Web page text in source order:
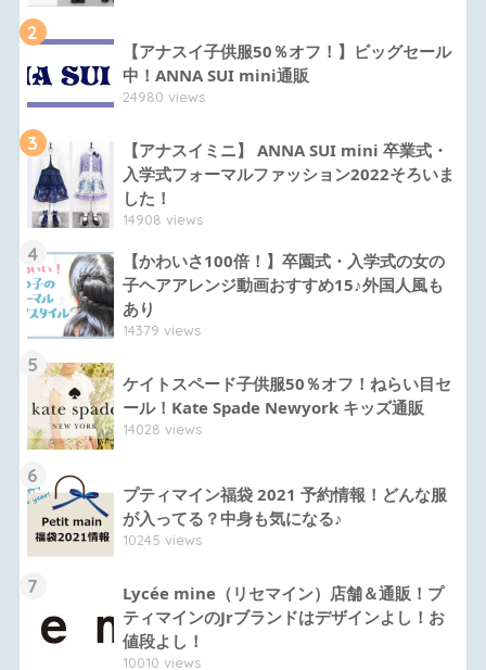
2
【アナスイ子供服50％オフ！】ビッグセール
中！ANNA SUI mini通販
24980 views
3
【アナスイミニ】 ANNA SUI mini 卒業式・
入学式フォーマルファッション2022そろいま
した！
14908 views
4
【かわいさ100倍！】卒園式・入学式の女の
子ヘアアレンジ動画おすすめ15♪外国人風も
あり
14379 views
5
ケイトスペード子供服50％オフ！ねらい目セ
ール！Kate Spade Newyork キッズ通販
14028 views
6
プティマイン福袋 2021 予約情報！どんな服
が入ってる？中身も気になる♪
10245 views
7
Lycée mine（リセマイン）店舗＆通販！プ
ティマインのJrブランドはデザインよし！お
値段よし！
10010 views